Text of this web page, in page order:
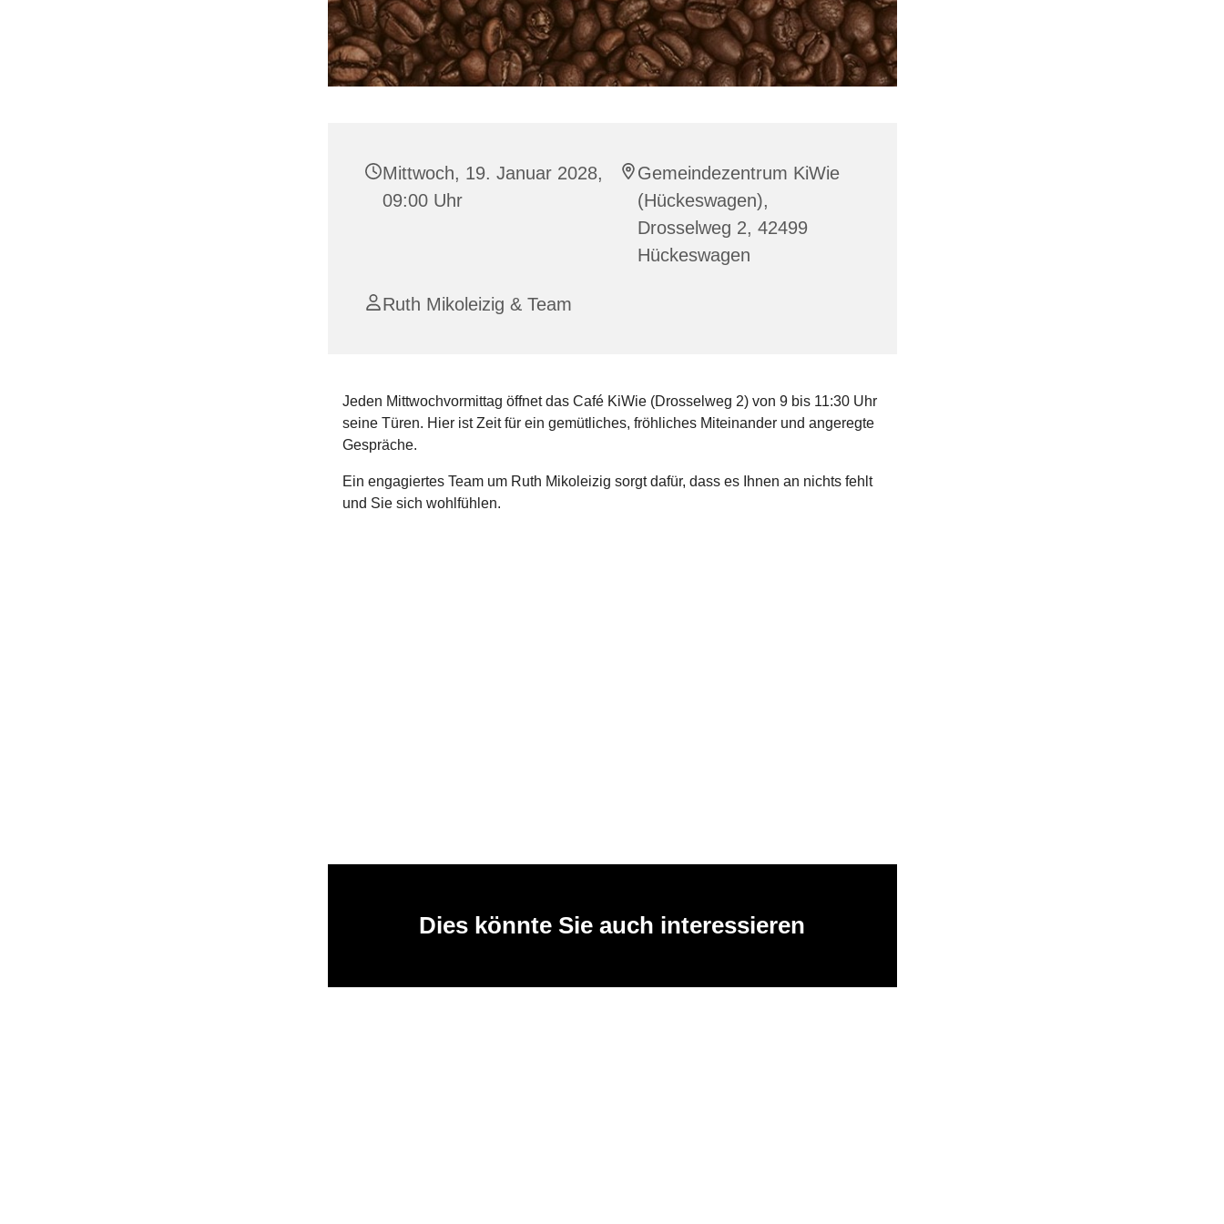
Mittwoch, 19. Januar 2028,
09:00 Uhr
Gemeindezentrum KiWie
(Hückeswagen),
Drosselweg 2, 42499
Hückeswagen
Ruth Mikoleizig & Team
Jeden Mittwochvormittag öffnet das Café KiWie (Drosselweg 2) von 9 bis 11:30 Uhr
seine Türen. Hier ist Zeit für ein gemütliches, fröhliches Miteinander und angeregte
Gespräche.
Ein engagiertes Team um Ruth Mikoleizig sorgt dafür, dass es Ihnen an nichts fehlt
und Sie sich wohlfühlen.
Dies könnte Sie auch interessieren